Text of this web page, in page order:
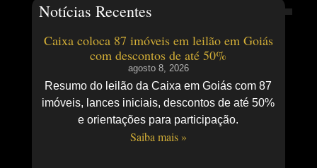
Notícias Recentes
Caixa coloca 87 imóveis em leilão em Goiás
com descontos de até 50%
agosto 8, 2026
Resumo do leilão da Caixa em Goiás com 87
imóveis, lances iniciais, descontos de até 50%
e orientações para participação.
Saiba mais »